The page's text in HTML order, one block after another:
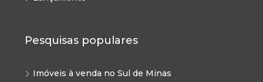
Pesquisas populares
Imóveis à venda no Sul de Minas